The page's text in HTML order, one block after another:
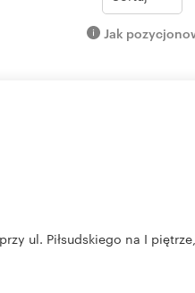
Jak
ul. Piłsudskiego na I